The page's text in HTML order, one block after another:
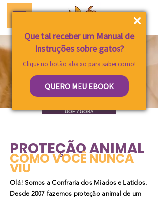
Que tal receber um Manual de
Instruções sobre gatos?
Clique no botão abaixo para saber como!
QUERO MEU EBOOK
DOE AGORA
PROTEÇÃO ANIMAL
COMO VOCÊ NUNCA
VIU
Olá! Somos a Confraria dos Miados e Latidos.
Desde 2007 fazemos proteção animal de um